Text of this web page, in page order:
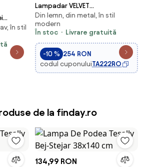
cu
50 cm
în stil
Lampadar VELVET
1xE27/60W/230V maro/gri
Brilagi
Din lemn, din metal, în stil
modern
În stoc
Livrare gratuită
-10 % 254 RON
codul cuponuluiTA222RO
de la finday.ro
134,99 RON